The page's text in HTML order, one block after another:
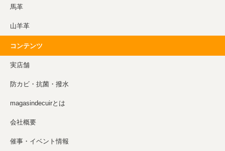
馬革
山羊革
コンテンツ
実店舗
防カビ・抗菌・撥水
magasindecuirとは
会社概要
催事・イベント情報